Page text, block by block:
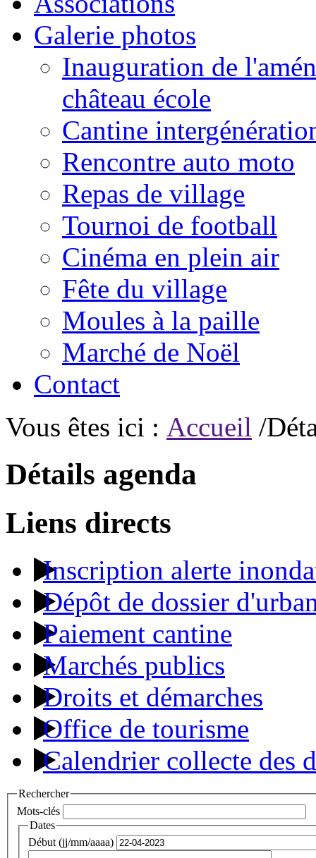
Galerie photos
Inauguration de
château école
Cantine
Rencontre auto moto
Repas de village
Tournoi de football
Cinéma en plein air
Fête du village
Moules à la paille
Marché de Noël
Contact
Vous êtes ici : Accueil /
Détails agenda
Liens directs
Inscription alerte
Dépôt de dossier
Paiement cantine
Marchés publics
Droits et démarches
Office de tourisme
Calendrier collecte des
Rechercher
Mots-clés
Dates
Début (jj/mm/aaaa)